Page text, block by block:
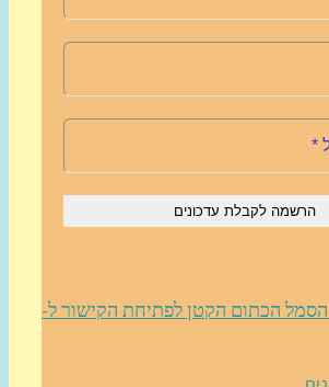
הקטן לפתיחת הקישור ל-